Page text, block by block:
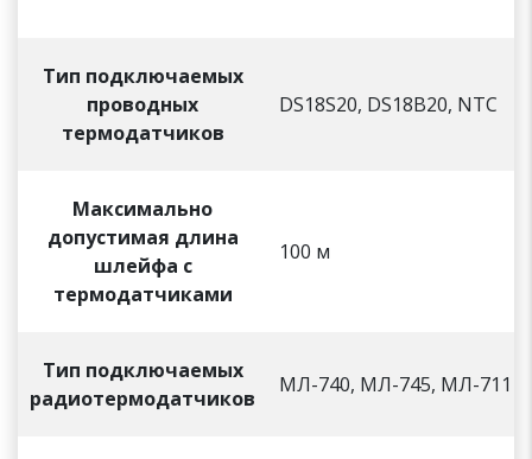
Тип подключаемых
проводных
термодатчиков
DS18S20, DS18B20, NTC
Максимально
допустимая длина
шлейфа с
термодатчиками
100 м
Тип подключаемых
радиотермодатчиков
МЛ-740, МЛ-745, МЛ-711